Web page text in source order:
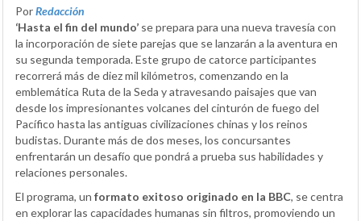
PorRedacción
‘Hasta el fin del mundo’ se prepara para una nueva travesía con
la incorporación de siete parejas que se lanzarán a la aventura en
su segunda temporada. Este grupo de catorce participantes
recorrerá más de diez mil kilómetros, comenzando en la
emblemática Ruta de la Seda y atravesando paisajes que van
desde los impresionantes volcanes del cinturón de fuego del
Pacífico hasta las antiguas civilizaciones chinas y los reinos
budistas. Durante más de dos meses, los concursantes
enfrentarán un desafío que pondrá a prueba sus habilidades y
relaciones personales.
El programa, un formato exitoso originado en la BBC, se centra
en explorar las capacidades humanas sin filtros, promoviendo un